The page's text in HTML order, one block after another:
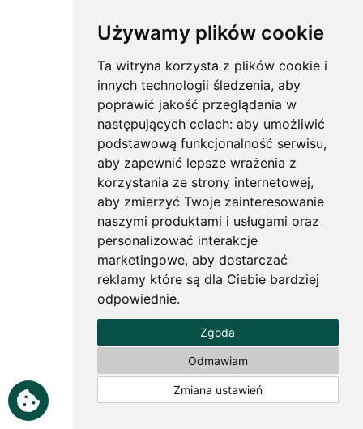
Używamy plików cookie
Ta witryna korzysta z plików cookie i
innych technologii śledzenia, aby
poprawić jakość przeglądania w
następujących celach: aby umożliwić
podstawową funkcjonalność serwisu,
aby zapewnić lepsze wrażenia z
korzystania ze strony internetowej,
aby zmierzyć Twoje zainteresowanie
naszymi produktami i usługami oraz
personalizować interakcje
marketingowe, aby dostarczać
reklamy które są dla Ciebie bardziej
odpowiednie.
Zgoda
Odmawiam
Zmiana ustawień
Przyprawy i zioła - Pieprz czarny
50g Bio*
26.20zł
( 3 Opinie )